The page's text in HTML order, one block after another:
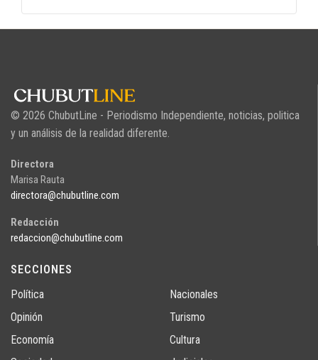
© 2026 ChubutLine - Periodismo Independiente, noticias, politica
y un análisis de la realidad diferente.
Directora
Marisa Rauta
directora@chubutline.com
Redacción
redaccion@chubutline.com
SECCIONES
Política
Opinión
Economía
Nacionales
Turismo
Cultura